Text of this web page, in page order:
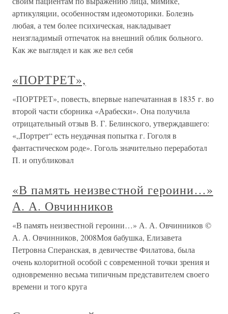
артикуляции, особенностям идеомоторики. Болезнь
любая, а тем более психическая, накладывает
неизгладимый отпечаток на внешний облик больного.
Как же выглядел и как же вел себя
«ПОРТРЕТ»,
«ПОРТРЕТ», повесть, впервые напечатанная в 1835 г. во
второй части сборника «Арабески». Она получила
отрицательный отзыв В. Г. Белинского, утверждавшего:
«„Портрет“ есть неудачная попытка г. Гоголя в
фантастическом роде». Гоголь значительно переработал
П. и опубликовал
«В память неизвестной героини…»
А. А. Овчинников
«В память неизвестной героини…» А. А. Овчинников ©
А. А. Овчинников, 2008Моя бабушка, Елизавета
Петровна Сперанская, в девичестве Филатова, была
очень колоритной особой с современной точки зрения и
одновременно весьма типичным представителем своего
времени и того круга